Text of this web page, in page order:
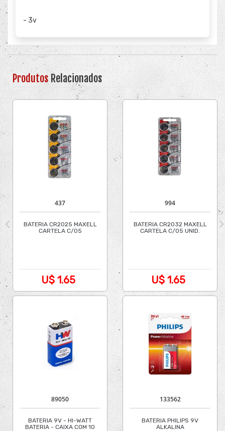
- 3v
Produtos Relacionados
437
BATERIA CR2025 MAXELL
CARTELA C/05
U$ 1.65
994
BATERIA CR2032 MAXELL
CARTELA C/05 UNID.
U$ 1.65
89050
BATERIA 9V - HI-WATT
BATERIA - CAIXA COM 10
133562
BATERIA PHILIPS 9V
ALKALINA